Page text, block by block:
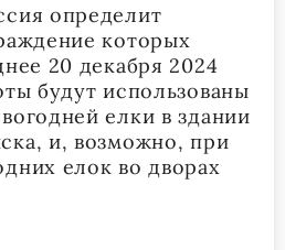
определит
которых
20 декабря 2024
будут использованы
елки в здании
и, возможно, при
елок во дворах